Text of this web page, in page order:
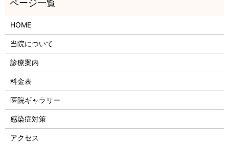
HOME
当院について
診療案内
料金表
医院ギャラリー
感染症対策
アクセス